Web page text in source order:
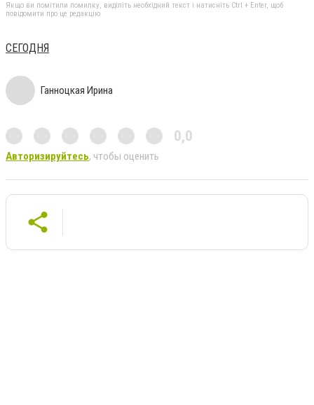
Якщо ви помітили помилку, виділіть необхідний текст і натисніть Ctrl + Enter, щоб
повідомити про це редакцію
СЕГОДНЯ
Ганноцкая Ирина
0,0
Авторизируйтесь, чтобы оценить